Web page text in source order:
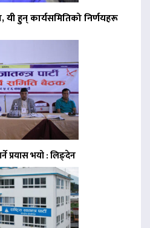
यी हुन् कार्यसमितिको निर्णयहरू
प्रयास भयो : लिङ्देन